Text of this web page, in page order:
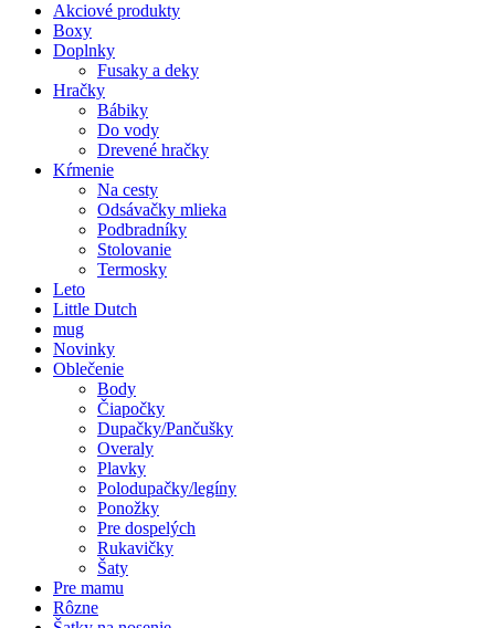
Akciové produkty
Boxy
Doplnky
Fusaky a deky
Hračky
Bábiky
Do vody
Drevené hračky
Kŕmenie
Na cesty
Odsávačky mlieka
Podbradníky
Stolovanie
Termosky
Leto
Little Dutch
mug
Novinky
Oblečenie
Body
Čiapočky
Dupačky/Pančušky
Overaly
Plavky
Polodupačky/legíny
Ponožky
Pre dospelých
Rukavičky
Šaty
Pre mamu
Rôzne